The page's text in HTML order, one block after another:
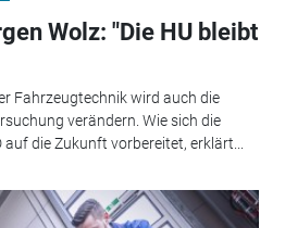
Wolz: "Die HU bleibt
Fahrzeugtechnik wird auch die
verändern. Wie sich die
die Zukunft vorbereitet, erklärt...